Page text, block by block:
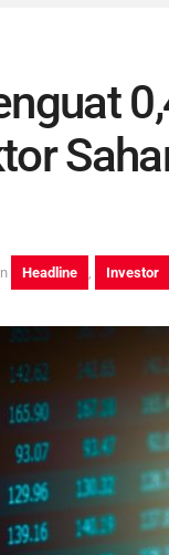
Headline Investor